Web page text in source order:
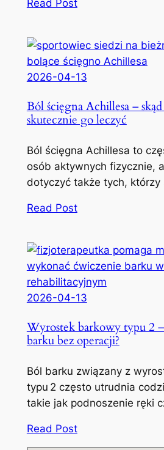
Read Post
2026-04-13
Ból ścięgna Achillesa –
skutecznie go leczyć
Ból ścięgna Achillesa to
osób aktywnych fizycznie,
dotyczyć także tych,
Read Post
2026-04-13
Wyrostek barkowy typu 2
barku bez operacji?
Ból barku związany z
typu 2 często utrudnia
takie jak podnoszenie ręki
Read Post